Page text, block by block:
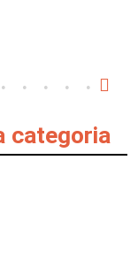
categoria